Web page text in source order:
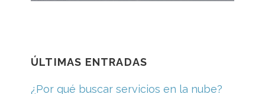
ÚLTIMAS ENTRADAS
¿Por qué buscar servicios en la nube?